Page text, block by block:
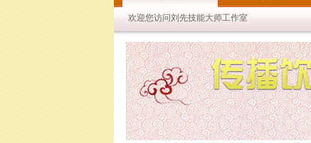
欢迎您访问刘先技能大师工作室